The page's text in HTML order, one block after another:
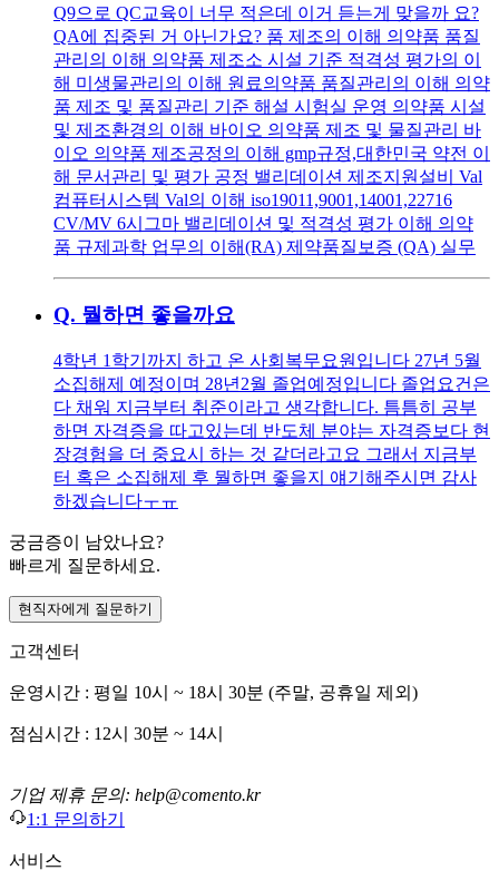
Q9으로 QC교육이 너무 적은데 이거 듣는게 맞을까 요?
QA에 집중된 거 아닌가요? 품 제조의 이해 의약품 품질
관리의 이해 의약품 제조소 시설 기준 적격성 평가의 이
해 미생물관리의 이해 원료의약품 품질관리의 이해 의약
품 제조 및 품질관리 기준 해설 시험실 운영 의약품 시설
및 제조환경의 이해 바이오 의약품 제조 및 물질관리 바
이오 의약품 제조공정의 이해 gmp규정,대한민국 약전 이
해 문서관리 및 평가 공정 밸리데이션 제조지원설비 Val
컴퓨터시스템 Val의 이해 iso19011,9001,14001,22716
CV/MV 6시그마 밸리데이션 및 적격성 평가 이해 의약
품 규제과학 업무의 이해(RA) 제약품질보증 (QA) 실무
Q. 뭘하면 좋을까요
4학년 1학기까지 하고 온 사회복무요원입니다 27년 5월
소집해제 예정이며 28년2월 졸업예정입니다 졸업요건은
다 채워 지금부터 취준이라고 생각합니다. 틈틈히 공부
하면 자격증을 따고있는데 반도체 분야는 자격증보다 현
장경험을 더 중요시 하는 것 같더라고요 그래서 지금부
터 혹은 소집해제 후 뭘하면 좋을지 얘기해주시면 감사
하겠습니다ㅜㅠ
궁금증이 남았나요?
빠르게 질문하세요.
현직자에게 질문하기
고객센터
운영시간 : 평일 10시 ~ 18시 30분 (주말, 공휴일 제외)
점심시간 : 12시 30분 ~ 14시
기업 제휴 문의: help@comento.kr
1:1 문의하기
서비스